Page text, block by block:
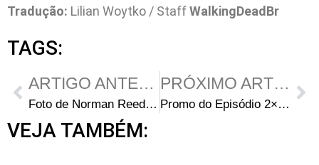
Tradução: Lilian Woytko / StaffWalkingDeadBr
TAGS:
ARTIGO ANTERIOR
Foto de Norman Reedus no Set de Gravação Ontem
PRÓXIMO ARTIGO
Promo do Episódio 2×21 de “Harry’s Law” com Jon Bernthal
VEJA TAMBÉM: